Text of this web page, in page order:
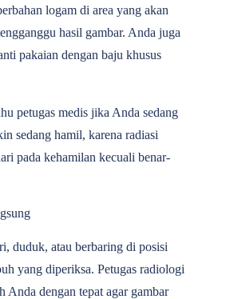
logam di area yang akan
hasil gambar. Anda juga
pakaian dengan baju khusus
petugas medis jika Anda sedang
sedang hamil, karena radiasi
pada kehamilan kecuali benar-
duduk, atau berbaring di posisi
yang diperiksa. Petugas radiologi
Anda dengan tepat agar gambar